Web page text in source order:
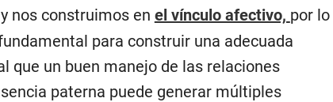
nos construimos en el vínculo afectivo, por lo
para construir una adecuada
que un buen manejo de las relaciones
paterna puede generar múltiples